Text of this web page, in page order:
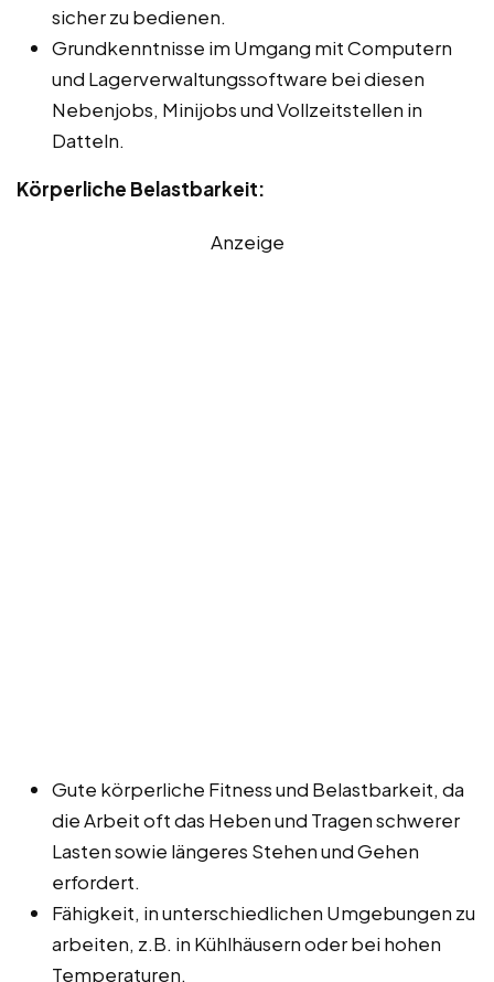
sicher zu bedienen.
Grundkenntnisse im Umgang mit Computern
und Lagerverwaltungssoftware bei diesen
Nebenjobs, Minijobs und Vollzeitstellen in
Datteln.
Körperliche Belastbarkeit:
Anzeige
Gute körperliche Fitness und Belastbarkeit, da
die Arbeit oft das Heben und Tragen schwerer
Lasten sowie längeres Stehen und Gehen
erfordert.
Fähigkeit, in unterschiedlichen Umgebungen zu
arbeiten, z.B. in Kühlhäusern oder bei hohen
Temperaturen.